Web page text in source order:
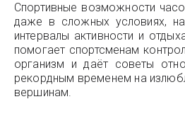
Спортивные возможности
даже в сложных условиях,
интервалы активности и
помогает спортсменам
организм и даёт советы
рекордным временем на
вершинам.